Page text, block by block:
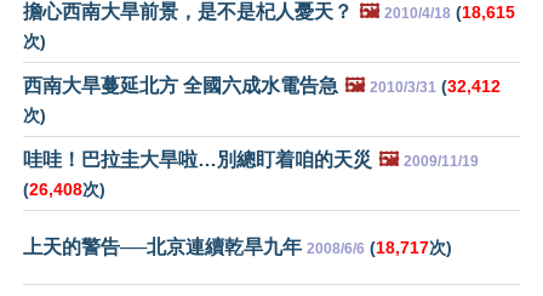
擔心西南大旱前景，是不是杞人憂天？ 🖼️ 2010/4/18 (18,615
次)
西南大旱蔓延北方 全國六成水電告急 🖼️ 2010/3/31 (32,412
次)
哇哇！巴拉圭大旱啦…別總盯着咱的天災 🖼️ 2009/11/19
(26,408次)
上天的警告──北京連續乾旱九年 2008/6/6 (18,717次)